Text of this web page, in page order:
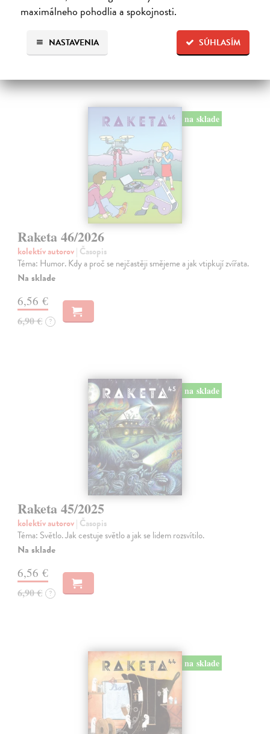
maximálneho pohodlia a spokojnosti.
SÚHLASÍM
NASTAVENIA
Na sklade
6,90 €
na sklade
Raketa 46/2026
kolektív autorov| Časopis
Téma: Humor. Kdy a proč se nejčastěji smějeme a jak vtipkují zvířata.
Na sklade
6,56 €
6,90 € ?
na sklade
Raketa 45/2025
kolektív autorov| Časopis
Téma: Světlo. Jak cestuje světlo a jak se lidem rozsvítilo.
Na sklade
6,56 €
6,90 € ?
na sklade